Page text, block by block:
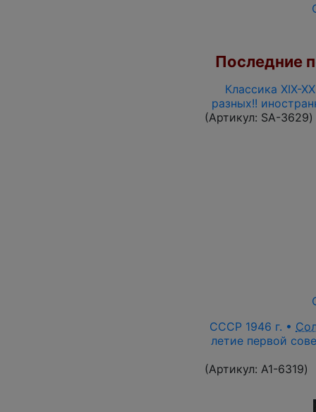
Последние
Классика XIX-
разных!!
(Артикул: SA-3629)
СССР 1946 г. •
летие первой
(Артикул: A1-6319)